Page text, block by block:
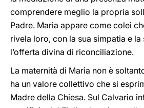
comprendere meglio la propria
Padre. Maria appare come colei
rivela loro, con la sua simpatia e la
l’offerta divina di riconciliazione.
La maternità di Maria non è
ha un valore collettivo che si
Madre della Chiesa. Sul Calvario